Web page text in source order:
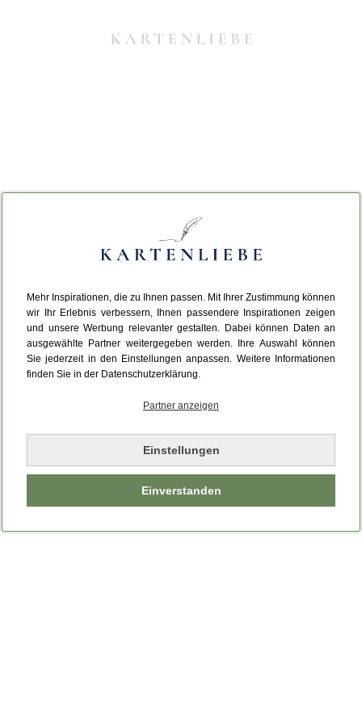
Mehr Inspirationen, die zu Ihnen passen. Mit Ihrer Zustimmung können
wir Ihr Erlebnis verbessern, Ihnen passendere Inspirationen zeigen
und unsere Werbung relevanter gestalten. Dabei können Daten an
ausgewählte Partner weitergegeben werden. Ihre Auswahl können
Sie jederzeit in den Einstellungen anpassen. Weitere Informationen
finden Sie in der Datenschutzerklärung.
Partner anzeigen
Einstellungen
Einverstanden
Da ist etwas schiefgelaufen.
Leider ist ein technischer Fehler aufgetreten.
Bitte laden Sie die Seite neu.